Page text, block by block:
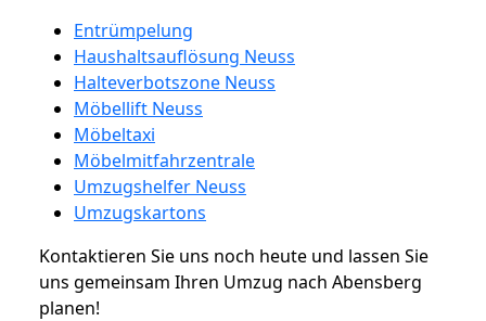
Entrümpelung
Haushaltsauflösung Neuss
Halteverbotszone Neuss
Möbellift Neuss
Möbeltaxi
Möbelmitfahrzentrale
Umzugshelfer Neuss
Umzugskartons
Kontaktieren Sie uns noch heute und lassen Sie
uns gemeinsam Ihren Umzug nach Abensberg
planen!